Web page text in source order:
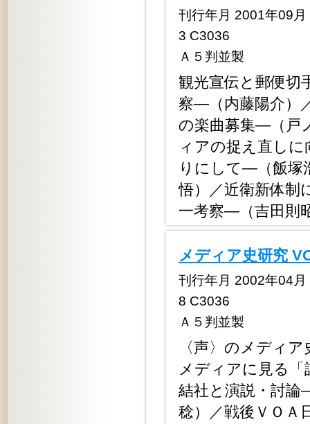
刊行年月 2001年09
3 C3036
Ａ５判並製
観光宣伝と郵便切
察―（内藤陽介）
の楽曲募集―（戸
ィアの捉え直し
りにして―（飯塚
悟）／近衛新体制
一考察―（吉田則
メディア史研究
刊行年月 2002年04
8 C3036
Ａ５判並製
〈声〉のメディ
メディアに見る「
結社と演説・討
稔）／戦後ＶＯＡ